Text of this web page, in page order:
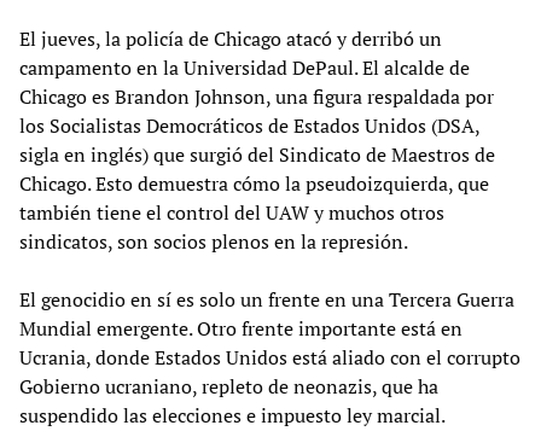
El jueves, la policía de Chicago atacó y derribó un
campamento en la Universidad DePaul. El alcalde de
Chicago es Brandon Johnson, una figura respaldada por
los Socialistas Democráticos de Estados Unidos (DSA,
sigla en inglés) que surgió del Sindicato de Maestros de
Chicago. Esto demuestra cómo la pseudoizquierda, que
también tiene el control del UAW y muchos otros
sindicatos, son socios plenos en la represión.
El genocidio en sí es solo un frente en una Tercera Guerra
Mundial emergente. Otro frente importante está en
Ucrania, donde Estados Unidos está aliado con el corrupto
Gobierno ucraniano, repleto de neonazis, que ha
suspendido las elecciones e impuesto ley marcial.